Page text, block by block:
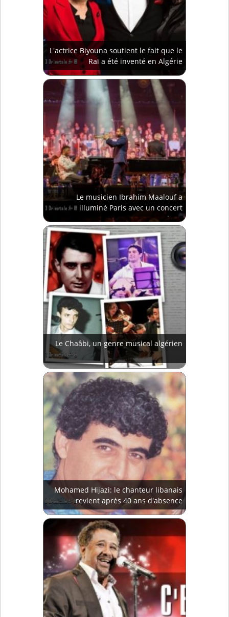
L'actrice Biyouna soutient le fait que le
Raï a été inventé en Algérie
Le musicien Ibrahim Maalouf a
illuminé Paris avec un concert
magique
Le Chaâbi, un genre musical algérien
Mohamed Hijazi: le chanteur libanais
revient après 40 ans d'absence